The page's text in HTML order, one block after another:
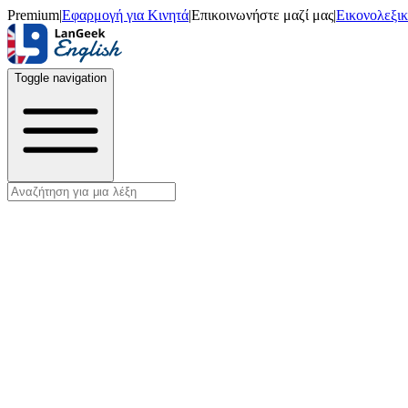
Premium|Εφαρμογή για Κινητά|Επικοινωνήστε μαζί μας|
Toggle navigation